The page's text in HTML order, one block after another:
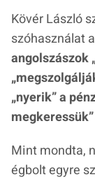
Kövér László
szóhasználat
angolszászok
„
„nyerik” a
megkeressük
Mint mondta,
égbolt egyre